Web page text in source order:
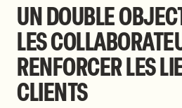
UN DOUBLE
LES
RENFORCER LES
CLIENTS